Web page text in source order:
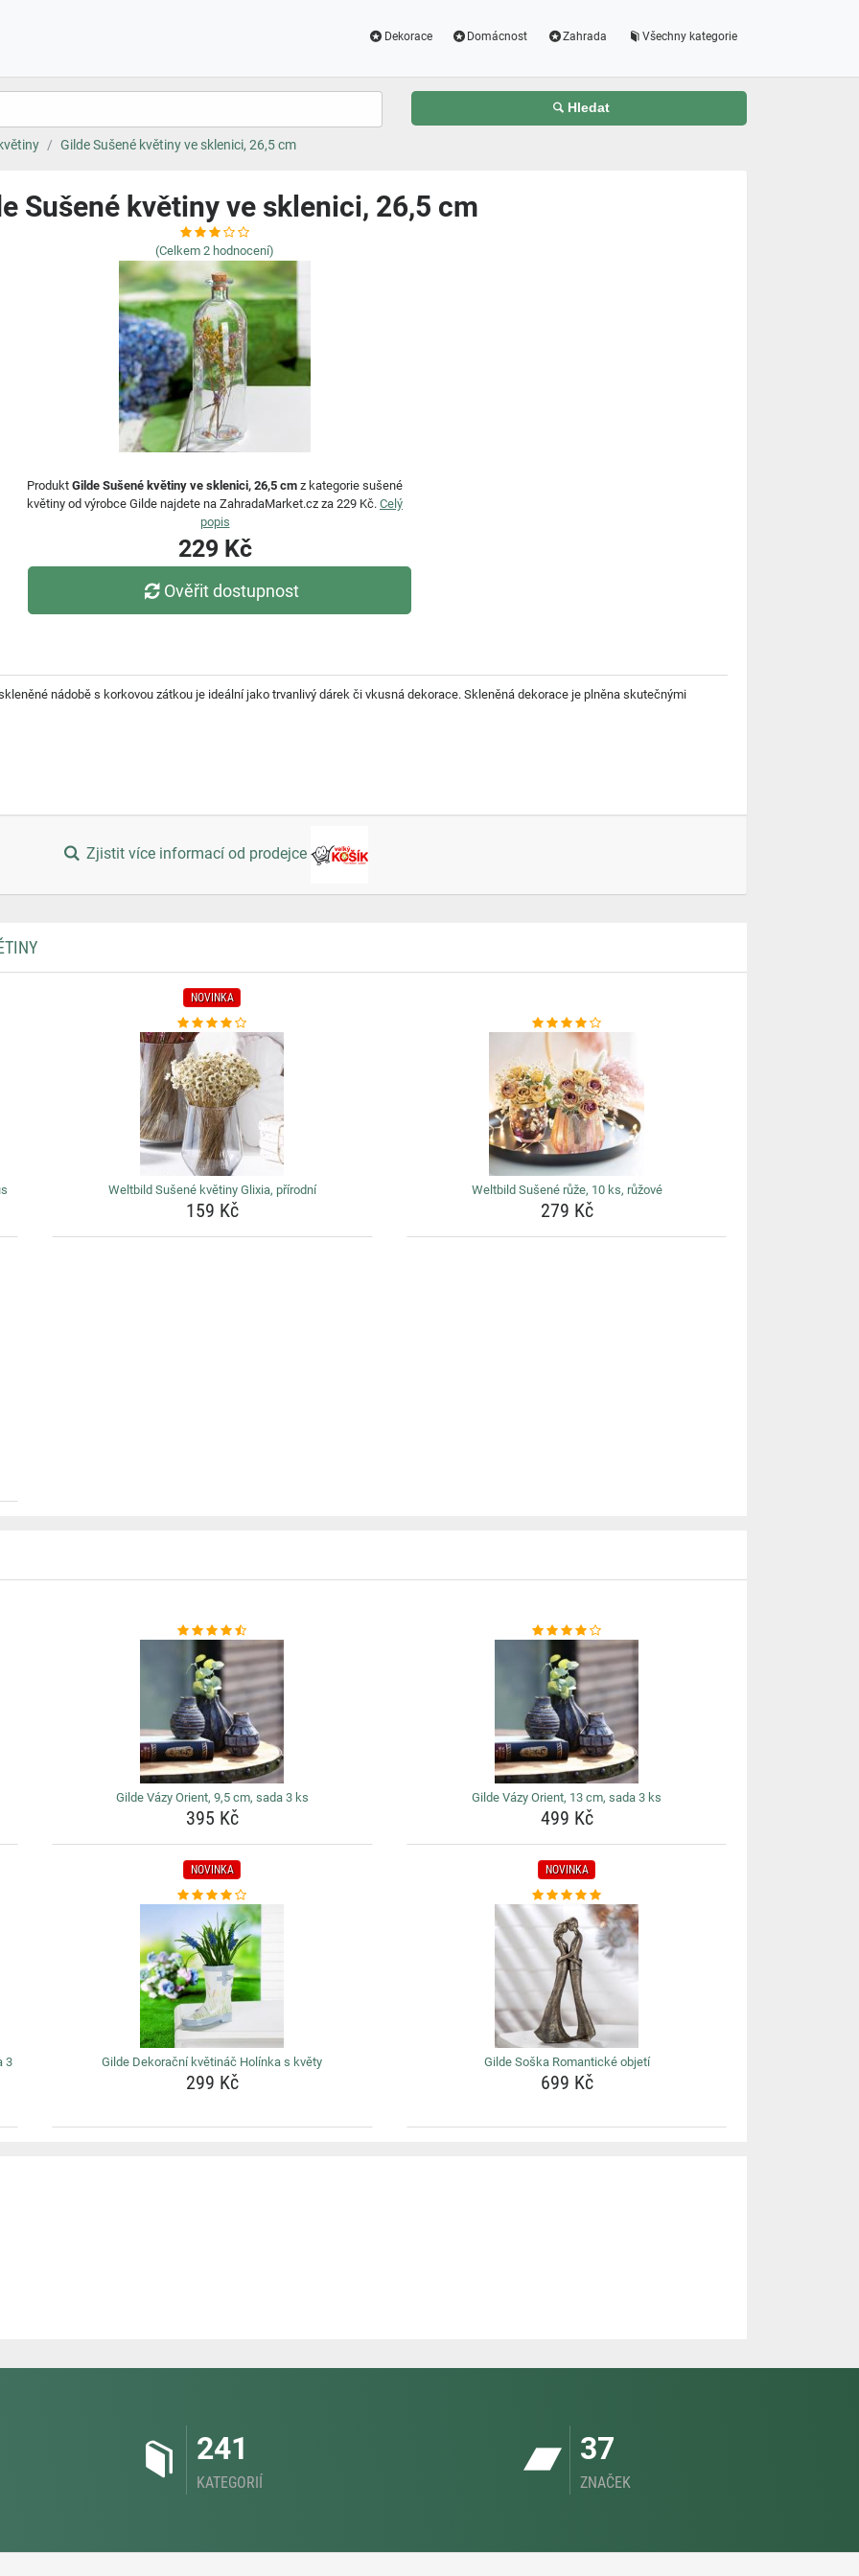
Dekorace Domácnost Zahrada Všechny kategorie
Hledat
Gilde Sušené květiny ve sklenici, 26,5 cm
Sušené květiny ve sklenici, 26,5 cm
(Celkem 2 hodnocení)
Produkt Gilde Sušené květiny ve sklenici, 26,5 cm z kategorie sušené
květiny od výrobce Gilde najdete na ZahradaMarket.cz za 229 Kč. Celý
popis
229 Kč
Ověřit dostupnost
nádobě s korkovou zátkou je ideální jako trvanlivý dárek či vkusná dekorace. Skleněná dekorace je plněna skutečnými
Zjistit více informací od prodejce
NOVINKA
Weltbild Sušené květiny Glixia, přírodní
159 Kč
Weltbild Sušené růže, 10 ks, růžové
279 Kč
Gilde Vázy Orient, 9,5 cm, sada 3 ks
395 Kč
Gilde Vázy Orient, 13 cm, sada 3 ks
499 Kč
3
NOVINKA
Gilde Dekorační květináč Holínka s květy
299 Kč
NOVINKA
Gilde Soška Romantické objetí
699 Kč
241
KATEGORIÍ
37
ZNAČEK